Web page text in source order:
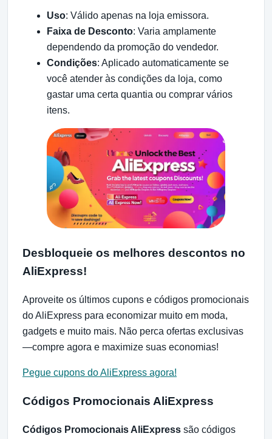
Uso: Válido apenas na loja emissora.
Faixa de Desconto: Varia amplamente
dependendo da promoção do vendedor.
Condições: Aplicado automaticamente se
você atender às condições da loja, como
gastar uma certa quantia ou comprar vários
itens.
Desbloqueie os melhores descontos no
AliExpress!
Aproveite os últimos cupons e códigos promocionais
do AliExpress para economizar muito em moda,
gadgets e muito mais. Não perca ofertas exclusivas
—compre agora e maximize suas economias!
Pegue cupons do AliExpress agora!
Códigos Promocionais AliExpress
Códigos Promocionais AliExpress são códigos